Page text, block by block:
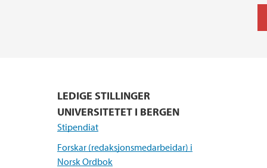
LEDIGE STILLINGER
UNIVERSITETET I BERGEN
Stipendiat
Forskar (redaksjonsmedarbeidar) i
Norsk Ordbok